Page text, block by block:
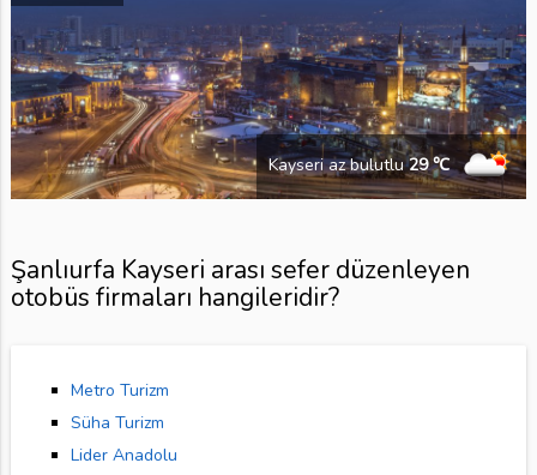
Kayseri az bulutlu29 ℃
Şanlıurfa Kayseri arası sefer düzenleyen
otobüs firmaları hangileridir?
Metro Turizm
Süha Turizm
Lider Anadolu